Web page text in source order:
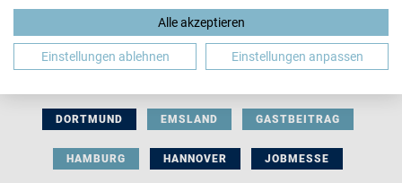
BERUFLICHE ORIENTIERUNG BEWERBUNG
DORTMUND EMSLAND GASTBEITRAG
HAMBURG HANNOVER JOBMESSE
Alle akzeptieren
Einstellungen ablehnen Einstellungen anpassen